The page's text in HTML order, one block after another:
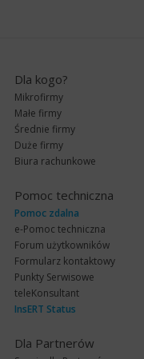
Dla kogo?
Mikrofirmy
Małe firmy
Średnie firmy
Duże firmy
Biura rachunkowe
Pomoc techniczna
Pomoc zdalna
e-Pomoc techniczna
Forum użytkowników
Formularz kontaktowy
Punkty Serwisowe
teleKonsultant
InsERT Status
Dla Partnerów